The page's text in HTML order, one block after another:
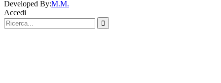
Developed By:M.M.
Accedi